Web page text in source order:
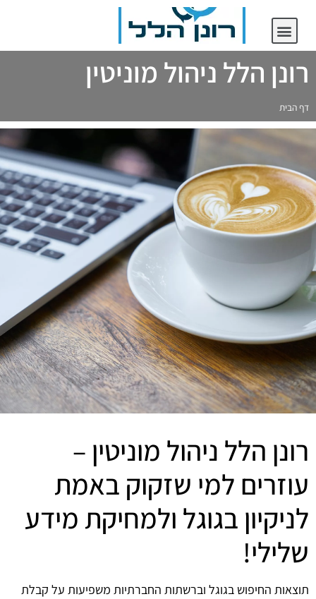
רונן הלל ניהול מוניטין
דף הבית
רונן הלל ניהול מוניטין –
עוזרים למי שזקוק באמת
לניקיון בגוגל ולמחיקת מידע
שלילי!
תוצאות החיפוש בגוגל וברשתות החברתיות משפיעות על קבלת